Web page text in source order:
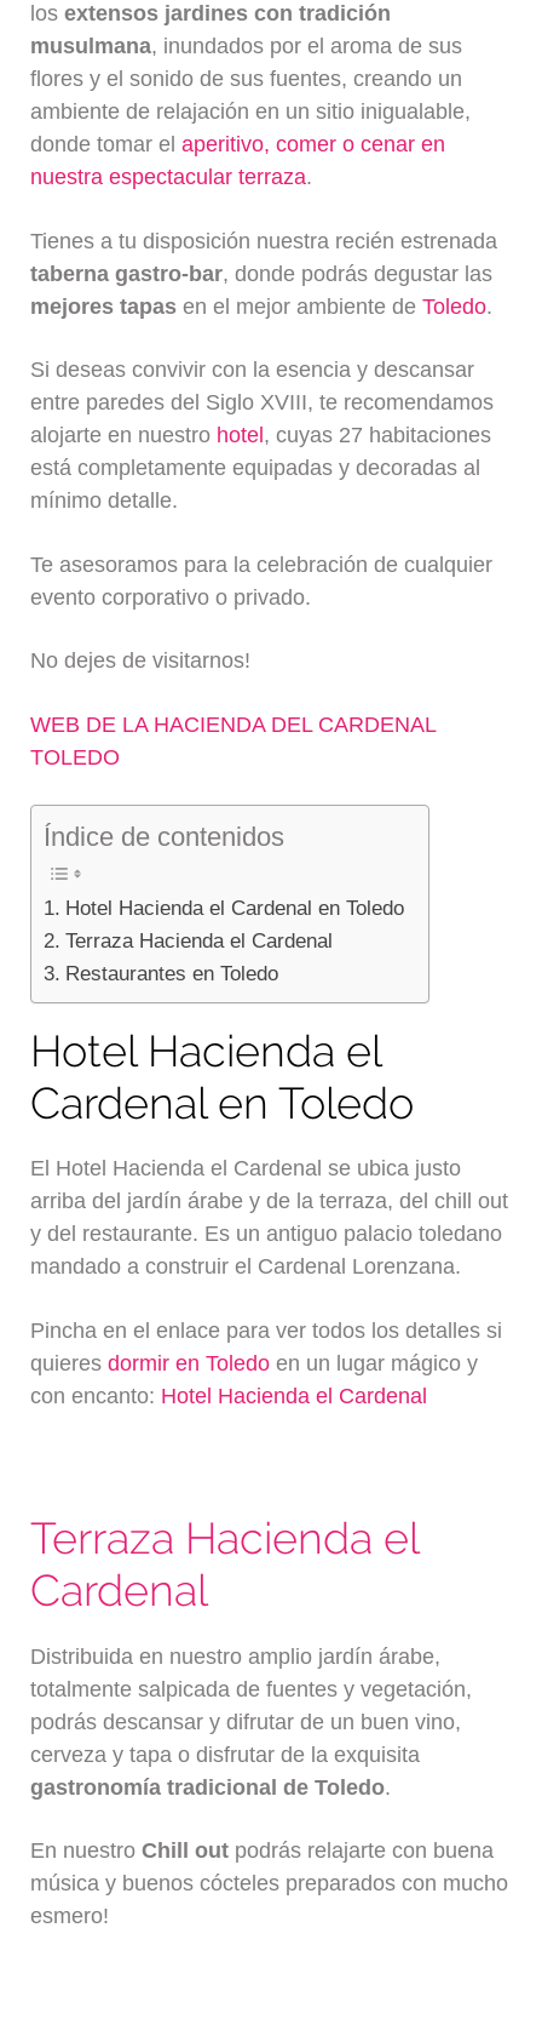
losextensos jardines con tradición
musulmana, inundados por el aroma de sus
flores y el sonido de sus fuentes, creando un
ambiente de relajación en un sitio inigualable,
donde tomar elaperitivo, comer o cenar en
nuestra espectacular terraza.
Tienes a tu disposición nuestra recién estrenada
taberna gastro-bar, donde podrás degustar las
mejores tapas en el mejor ambiente deToledo.
Si deseas convivir con la esencia y descansar
entre paredes del Siglo XVIII, te recomendamos
alojarte en nuestro hotel , cuyas 27 habitaciones
está completamente equipadas y decoradas al
mínimo detalle.
Te asesoramos para la celebración de cualquier
evento corporativo o privado.
No dejes de visitarnos!
WEB DE LA HACIENDA DEL CARDENAL
TOLEDO
Índice de contenidos
Hotel Hacienda el Cardenal en Toledo
Terraza Hacienda el Cardenal
Restaurantes en Toledo
Hotel Hacienda el
Cardenal en Toledo
El Hotel Hacienda el Cardenal se ubica justo
arriba del jardín árabe y de la terraza, del chill out
y del restaurante. Es un antiguo palacio toledano
mandado a construir el Cardenal Lorenzana.
Pincha en el enlace para ver todos los detalles si
quieresdormir en Toledo en un lugar mágico y
con encanto: Hotel Hacienda el Cardenal
Terraza Hacienda el
Cardenal
Distribuida en nuestro amplio jardín árabe,
totalmente salpicada de fuentes y vegetación,
podrás descansar y difrutar de un buen vino,
cerveza y tapa o disfrutar de la exquisita
gastronomía tradicional de Toledo.
En nuestroChill out podrás relajarte con buena
música y buenos cócteles preparados con mucho
esmero!